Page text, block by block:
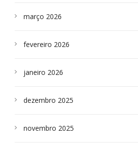
março 2026
fevereiro 2026
janeiro 2026
dezembro 2025
novembro 2025